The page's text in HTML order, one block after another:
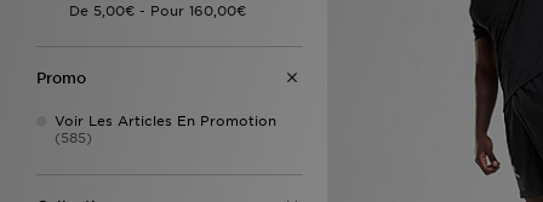
ILLUSIVE LONDON(1)
Lacoste
Lorenzo (17)
McKenzie(87)
Promo
Voir Les Articles En Promotion
(585)